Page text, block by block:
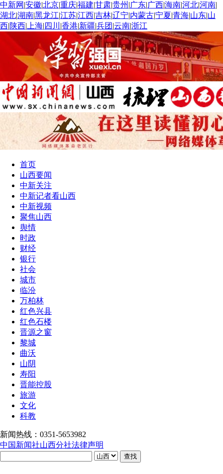
中新网 |安徽|北京|重庆|福建|甘肃|贵州 |广东|广西|海南|河北|河南|
湖北|湖南|黑龙江|江苏|江西|吉林|辽宁|内蒙古|宁夏|青海|山东|山
西|陕西| 上海| 四川 |香港|新疆|兵团 |云南|浙江
首页
山西要闻
中新关注
中新记者看山西
中新视频
聚焦山西
舆情
时政
财经
银行
社会
城市
临汾
万柏林
红色兴县
红色石楼
晋源之窗
黎城
曲沃
山阴
寿阳
晋能控股
旅游
文化
科教
新闻热线：0351-5653982
中国新闻社山西分社法律声明